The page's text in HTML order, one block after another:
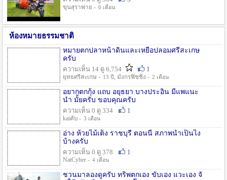
ขุนสุราพ่าย - 6 เดือน
ห้องหมายธรรมชาติ
หมายตกปลาหน้าดินและเหยื่อปลอมศรีสะเกษ
ครับ
ความเห็น 14 ดู 6,754
1
ยุทธศรีสะเกษ - 13 ปี , มังกรฟิชชิ่ง - 2 เดือน
อยากตกกุ้ง แถบ อยุธยา บางประอิน มีแพแนะ
นำ มั้ยครับ ขอบคุณครับ
ความเห็น 0 ดู 334
1
kaiคับ - 3 เดือน
อ่าง ห้วยไม้เต็ง ราชบุรี ตอนนี้ สภาพน้ำเป็นไง
บ้างครับ
ความเห็น 0 ดู 378
1
NatCyber - 4 เดือน
ชวนมาลองดูครับ ทริพตกเอง ขับเอง แวะเอง จั